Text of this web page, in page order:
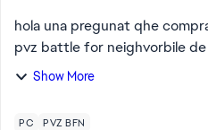
hola una pregunat qhe
pvz battle for neighvorbile
entro al juego y no se como
Show More
PC PVZ BFN